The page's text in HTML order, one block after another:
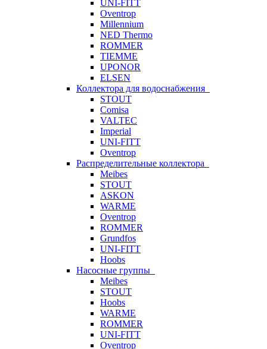
UNI-FITT
Oventrop
Millennium
NED Thermo
ROMMER
TIEMME
UPONOR
ELSEN
Коллектора для водоснабжения
STOUT
Comisa
VALTEC
Imperial
UNI-FITT
Oventrop
Распределительные коллектора
Meibes
STOUT
ASKON
WARME
Oventrop
ROMMER
Grundfos
UNI-FITT
Hoobs
Насосные группы
Meibes
STOUT
Hoobs
WARME
ROMMER
UNI-FITT
Oventrop